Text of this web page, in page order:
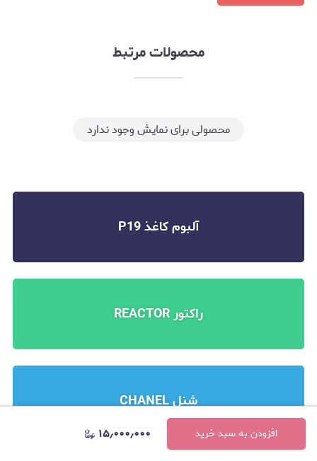
افزودن به سبد خرید ۱۵٫۰۰۰٫۰۰۰
محصولات مرتبط
محصولی برای نمایش وجود ندارد
آلبوم کاغذ P19
راکتور REACTOR
شنل CHANEL